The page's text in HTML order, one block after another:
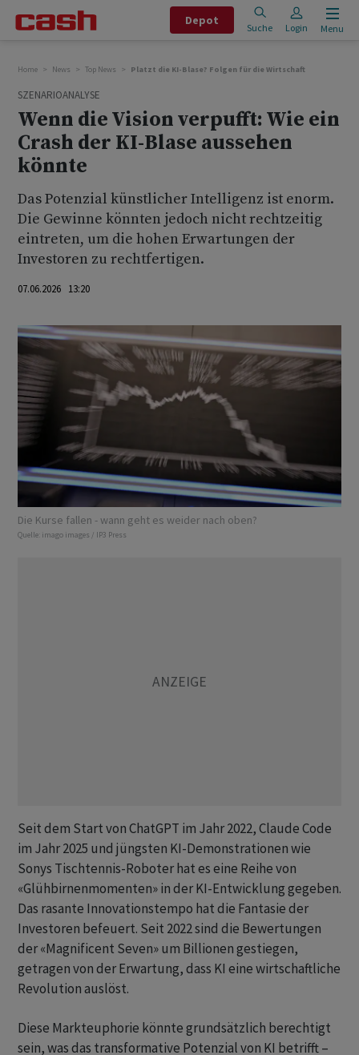
Depot
Suche Login Menu
Home News Top News Platzt die KI-Blase? Folgen für die Wirtschaft
SZENARIOANALYSE
Wenn die Vision verpufft: Wie ein
Crash der KI-Blase aussehen
könnte
Das Potenzial künstlicher Intelligenz ist enorm.
Die Gewinne könnten jedoch nicht rechtzeitig
eintreten, um die hohen Erwartungen der
Investoren zu rechtfertigen.
07.06.2026 13:20
Die Kurse fallen - wann geht es weider nach oben?
Quelle: imago images / IP3 Press
Seit dem Start von ChatGPT im Jahr 2022, Claude Code
im Jahr 2025 und jüngsten KI-Demonstrationen wie
Sonys Tischtennis-Roboter hat es eine Reihe von
«Glühbirnenmomenten» in der KI-Entwicklung gegeben.
Das rasante Innovationstempo hat die Fantasie der
Investoren befeuert. Seit 2022 sind die Bewertungen
der «Magnificent Seven» um Billionen gestiegen,
getragen von der Erwartung, dass KI eine wirtschaftliche
Revolution auslöst.
Diese Markteuphorie könnte grundsätzlich berechtigt
sein, was das transformative Potenzial von KI betrifft –